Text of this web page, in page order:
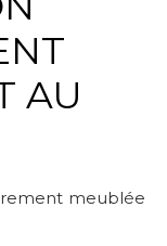
AU
meublée